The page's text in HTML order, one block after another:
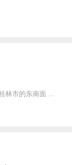
林市的东南面 ...